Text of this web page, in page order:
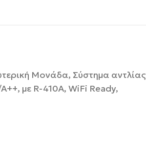
Μονάδα, Σύστημα αντλίας
με R-410A, WiFi Ready,